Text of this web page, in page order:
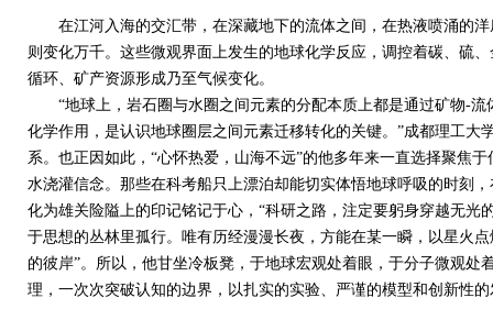
在江河入海的交汇带，在深藏地下的流体之间，在热液喷涌的
则变化万千。这些微观界面上发生的地球化学反应，调控着碳、硫
循环、矿产资源形成乃至气候变化。
“地球上，岩石圈与水圈之间元素的分配本质上都是通过矿物-流
化学作用，是认识地球圈层之间元素迁移转化的关键。”成都理工大
系。也正因如此，“心怀热爱，山海不远”的他多年来一直选择聚焦于
水浇灌信念。那些在科考船只上漂泊却能切实体悟地球呼吸的时刻
化为雄关险隘上的印记铭记于心，“科研之路，注定要躬身穿越无光
于思想的丛林里孤行。唯有历经漫漫长夜，方能在某一瞬，以星火
的彼岸”。所以，他甘坐冷板凳，于地球宏观处着眼，于分子微观处
理，一次次突破认知的边界，以扎实的实验、严谨的模型和创新性